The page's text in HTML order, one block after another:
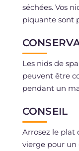
séchées. Vos
piquante sont
Les nids de
peuvent être
pendant un
Il est
CONSEIL
Arrosez le plat
vierge pour un